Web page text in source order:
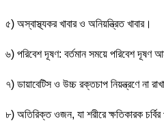
৫) অস্বাস্থ্যকর খাবার ও অনিয়ন্ত্রিত খাবার।
৬) পরিবেশ দূষণ: বর্তমান সময়ে পরিবেশ দূষণ
৭) ডায়াবেটিস ও উচ্চ রক্তচাপ নিয়ন্ত্রণে না
৮) অতিরিক্ত ওজন, যা শরীরে ক্ষতিকারক চর্বির